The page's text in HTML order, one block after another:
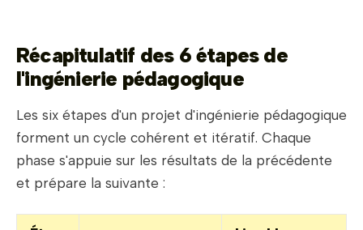
Récapitulatif des 6 étapes de
l'ingénierie pédagogique
Les six étapes d'un projet d'ingénierie pédagogique
forment un cycle cohérent et itératif. Chaque
phase s'appuie sur les résultats de la précédente
et prépare la suivante :